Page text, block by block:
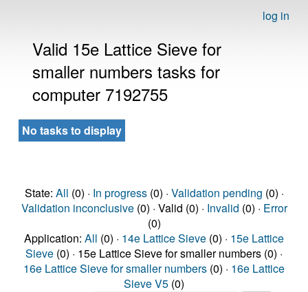
log in
Valid 15e Lattice Sieve for
smaller numbers tasks for
computer 7192755
No tasks to display
State: All (0) · In progress(0) · Validation pending (0) ·
Validation inconclusive(0) · Valid (0) · Invalid (0) · Error
(0)
Application: All (0) · 14e Lattice Sieve (0) · 15e Lattice
Sieve (0) · 15e Lattice Sieve for smaller numbers (0) ·
16e Lattice Sieve for smaller numbers (0) · 16e Lattice
Sieve V5 (0)